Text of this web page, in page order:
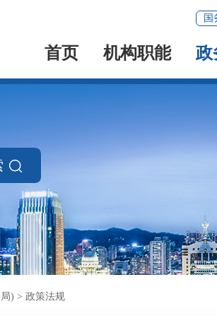
国
首页 机构职能 政
) > 政策法规